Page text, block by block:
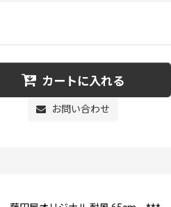
カートに入れる
お問い合わせ